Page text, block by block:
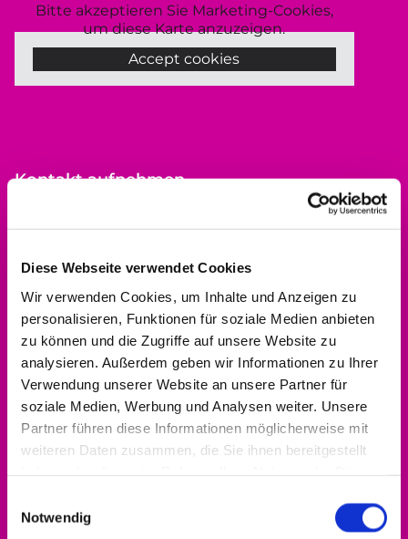
Diese Webseite verwendet Cookies
Wir verwenden Cookies, um Inhalte und Anzeigen zu
personalisieren, Funktionen für soziale Medien anbieten
zu können und die Zugriffe auf unsere Website zu
analysieren. Außerdem geben wir Informationen zu Ihrer
Verwendung unserer Website an unsere Partner für
soziale Medien, Werbung und Analysen weiter. Unsere
Partner führen diese Informationen möglicherweise mit
weiteren Daten zusammen, die Sie ihnen bereitgestellt
Notwendig
Bitte akzeptieren Sie Marketing-Cookies,
um diese Karte anzuzeigen.
Accept cookies
Kontakt aufnehmen